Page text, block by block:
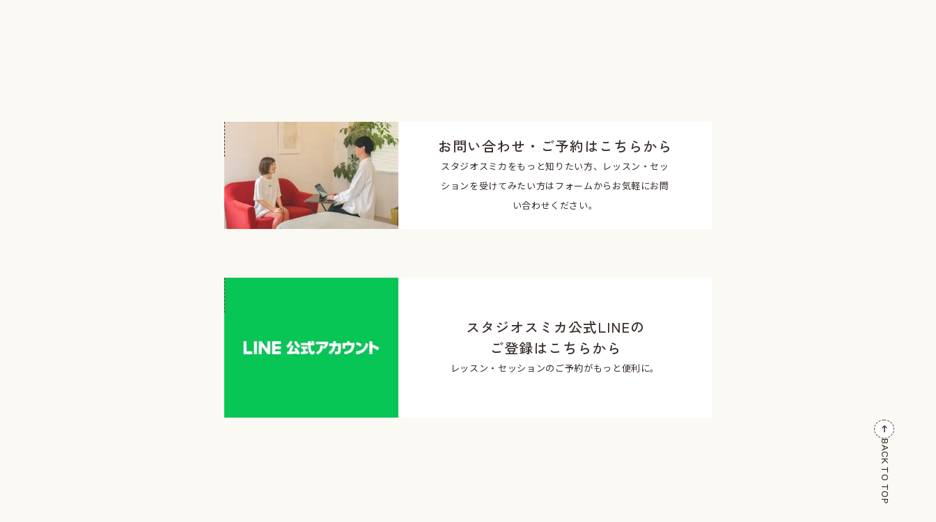
お問い合わせ・ご予約はこちらから
スタジオスミカをもっと知りたい方、レッスン・セッ
ションを受けてみたい方はフォームからお気軽にお問
い合わせください。
スタジオスミカ公式LINEの
ご登録はこちらから
レッスン・セッションのご予約がもっと便利に。
BACK TO TOP